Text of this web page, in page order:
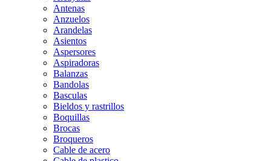
Antenas
Anzuelos
Arandelas
Asientos
Aspersores
Aspiradoras
Balanzas
Bandolas
Basculas
Bieldos y rastrillos
Boquillas
Brocas
Broqueros
Cable de acero